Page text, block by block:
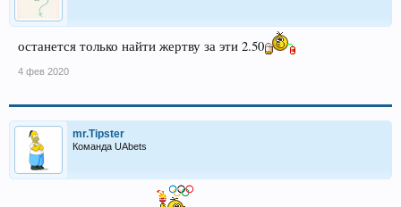
останется только найти жертву за эти 2.50
4 фев 2020
mr.Tipster
Команда UAbets